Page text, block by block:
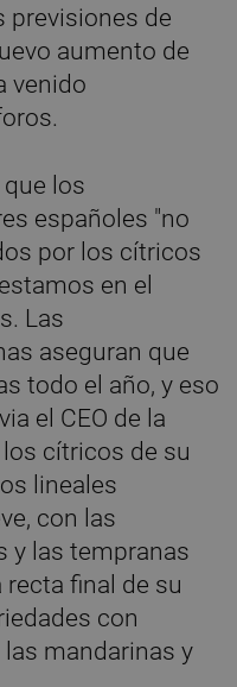
previsiones de
aumento de
venido
los
españoles "no
por los cítricos
en el
Las
aseguran que
todo el año, y eso
el CEO de la
cítricos de su
lineales
con las
y las tempranas
final de su
con
las mandarinas y